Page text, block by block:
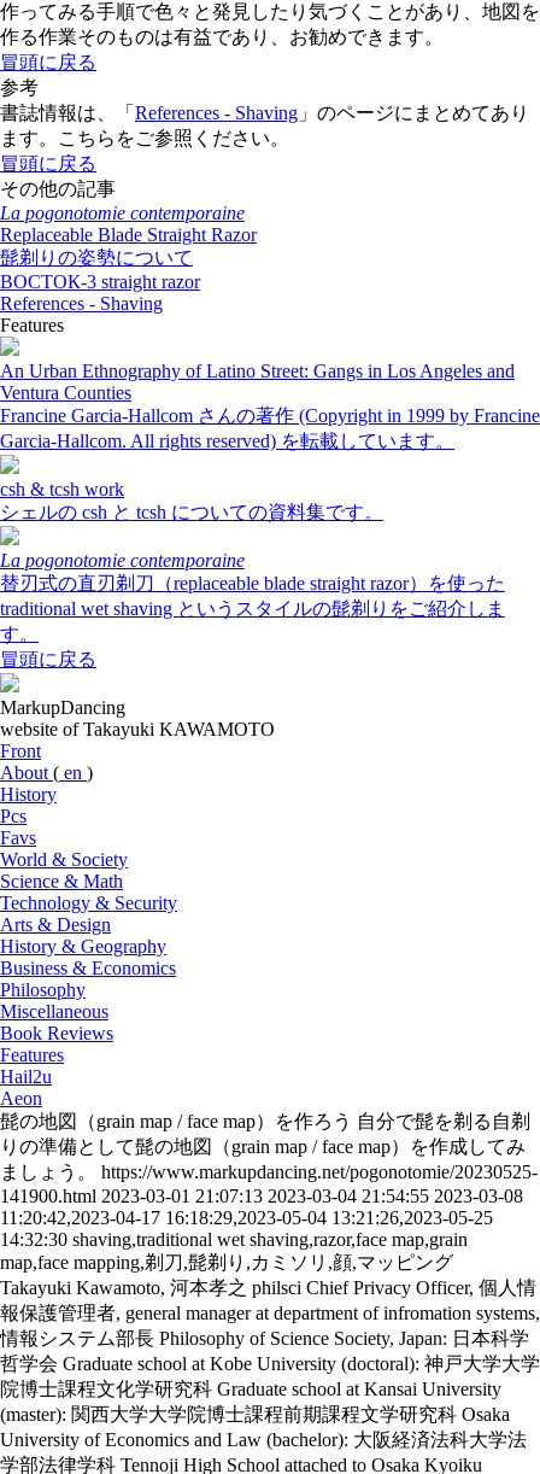
作ってみる手順で色々と発見したり気づくことがあり、地図を
作る作業そのものは有益であり、お勧めできます。
冒頭に戻る
参考
書誌情報は、「 References - Shaving 」のページにまとめてあり
ます。こちらをご参照ください。
冒頭に戻る
その他の記事
La pogonotomie contemporaine
Replaceable Blade Straight Razor
髭剃りの姿勢について
ВОСТОК-3 straight razor
References - Shaving
Features
An Urban Ethnography of Latino Street: Gangs in Los Angeles and
Ventura Counties
Francine Garcia-Hallcom さんの著作 (Copyright in 1999 by Francine
Garcia-Hallcom. All rights reserved) を転載しています。
csh & tcsh work
シェルの csh と tcsh についての資料集です。
La pogonotomie contemporaine
替刃式の直刃剃刀（replaceable blade straight razor）を使った
traditional wet shaving というスタイルの髭剃りをご紹介しま
す。
冒頭に戻る
MarkupDancing
website of Takayuki KAWAMOTO
Front
About ( en )
History
Pcs
Favs
World & Society
Science & Math
Technology & Security
Arts & Design
History & Geography
Business & Economics
Philosophy
Miscellaneous
Book Reviews
Features
Hail2u
Aeon
髭の地図（grain map / face map）を作ろう 自分で髭を剃る自剃
りの準備として髭の地図（grain map / face map）を作成してみ
ましょう。
https://www.markupdancing.net/pogonotomie/20230525-
141900.html 2023-03-01 21:07:13 2023-03-04 21:54:55 2023-03-08
11:20:42,2023-04-17 16:18:29,2023-05-04 13:21:26,2023-05-25
14:32:30 shaving,traditional wet shaving,razor,face map,grain
map,face mapping,剃刀,髭剃り,カミソリ,顔,マッピング
Takayuki Kawamoto, 河本孝之 philsci Chief Privacy Officer, 個人情
報保護管理者, general manager at department of infromation systems,
情報システム部長 Philosophy of Science Society, Japan: 日本科学
哲学会 Graduate school at Kobe University (doctoral): 神戸大学大学
院博士課程文化学研究科 Graduate school at Kansai University
(master): 関西大学大学院博士課程前期課程文学研究科 Osaka
University of Economics and Law (bachelor): 大阪経済法科大学法
学部法律学科 Tennoji High School attached to Osaka Kyoiku